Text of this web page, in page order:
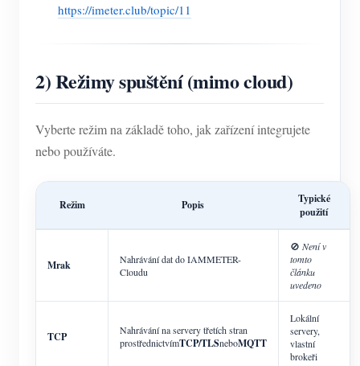
https://imeter.club/topic/11
2) Režimy spuštění (mimo cloud)
Vyberte režim na základě toho, jak zařízení integrujete
nebo používáte.
Režim Popis
Typické
použití
Mrak
Nahrávání dat do IAMMETER-
Cloudu
🚫 Není v
tomto
článku
uvedeno
TCP
Nahrávání na servery třetích stran
prostřednictvímTCP/TLSneboMQTT
Lokální
servery,
vlastní
brokeři